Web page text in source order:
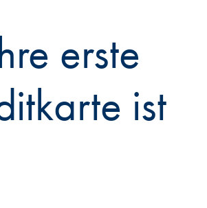
erste
ist